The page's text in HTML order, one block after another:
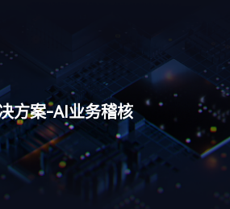
方案-AI业务稽核